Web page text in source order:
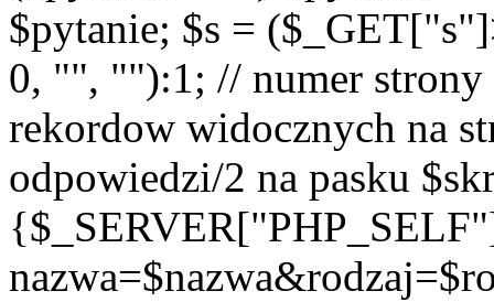
$pytanie; $s =
0, "", ""):1; // numer
rekordow widocznych na
odpowiedzi/2 na pasku